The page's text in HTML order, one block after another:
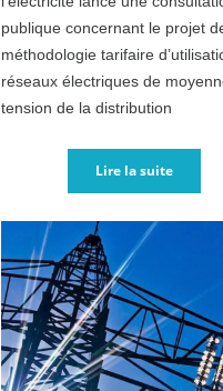
publique concernant le projet
méthodologie tarifaire
réseaux électriques de
tension de la distribution
Lire la suite